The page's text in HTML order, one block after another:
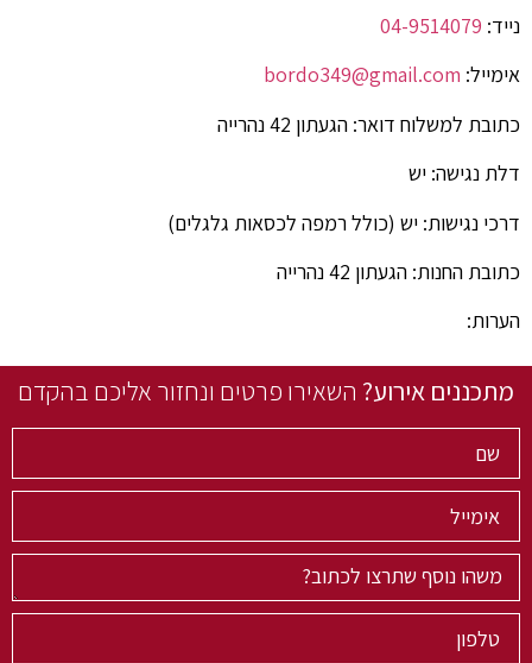
נייד: 04-9514079
אימייל: bordo349@gmail.com
כתובת למשלוח דואר: הגעתון 42 נהרייה
דלת נגישה: יש
דרכי נגישות: יש (כולל רמפה לכסאות גלגלים)
כתובת החנות: הגעתון 42 נהרייה
הערות:
מתכננים אירוע? השאירו פרטים ונחזור אליכם בהקדם